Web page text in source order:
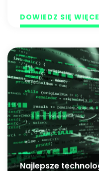
DOWIEDZ SIĘ
Najlepsze